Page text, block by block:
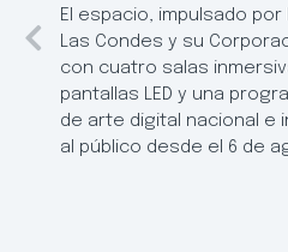
El espacio, impulsado por
Las Condes y su
con cuatro salas
pantallas LED y una
de arte digital nacional e
al público desde el 6 de